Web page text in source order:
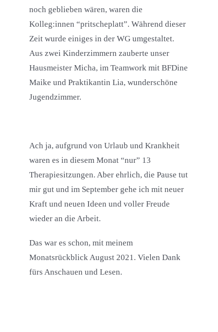
noch geblieben wären, waren die
Kolleg:innen “pritscheplatt”. Während dieser
Zeit wurde einiges in der WG umgestaltet.
Aus zwei Kinderzimmern zauberte unser
Hausmeister Micha, im Teamwork mit BFDine
Maike und Praktikantin Lia, wunderschöne
Jugendzimmer.
Ach ja, aufgrund von Urlaub und Krankheit
waren es in diesem Monat “nur” 13
Therapiesitzungen. Aber ehrlich, die Pause tut
mir gut und im September gehe ich mit neuer
Kraft und neuen Ideen und voller Freude
wieder an die Arbeit.
Das war es schon, mit meinem
Monatsrückblick August 2021. Vielen Dank
fürs Anschauen und Lesen.